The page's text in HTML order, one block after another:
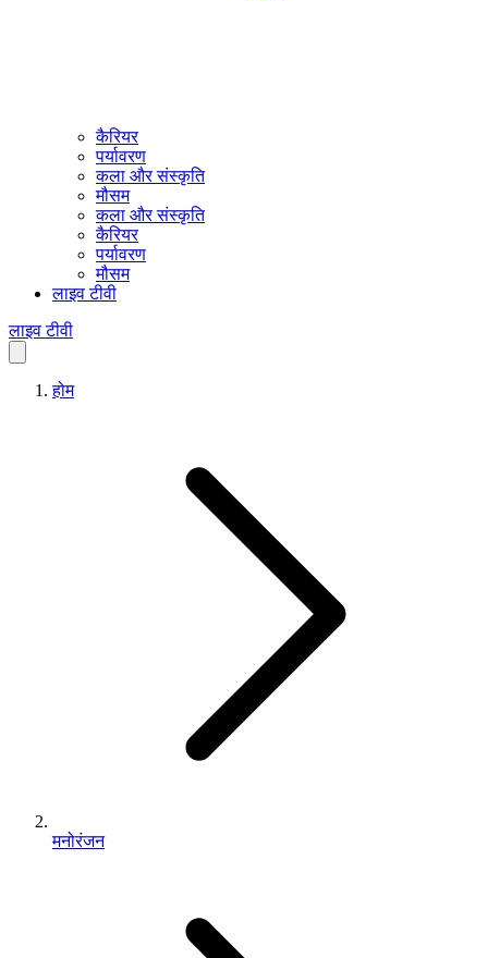
कैरियर
पर्यावरण
कला और संस्कृति
मौसम
कला और संस्कृति
कैरियर
पर्यावरण
मौसम
लाइव टीवी
लाइव टीवी
होम
मनोरंजन